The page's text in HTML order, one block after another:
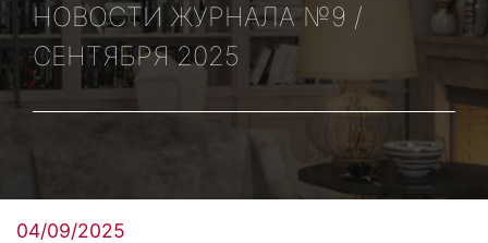
НОВОСТИ ЖУРНАЛА №9 /
СЕНТЯБРЯ 2025
04/09/2025